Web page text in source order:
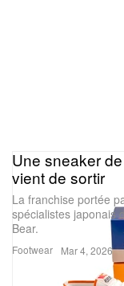
Footwear
Une sneaker
vient de sortir
La franchise portée
spécialistes japonais
Bear.
Mar 4, 2026